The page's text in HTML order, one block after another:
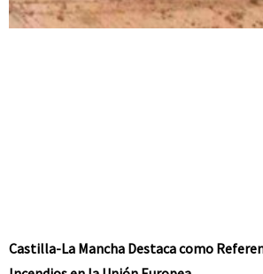
Castilla-La Mancha Destaca como